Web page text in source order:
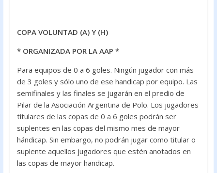
COPA VOLUNTAD (A) Y (H)
* ORGANIZADA POR LA AAP *
Para equipos de 0 a 6 goles. Ningún jugador con más
de 3 goles y sólo uno de ese handicap por equipo. Las
semifinales y las finales se jugarán en el predio de
Pilar de la Asociación Argentina de Polo. Los jugadores
titulares de las copas de 0 a 6 goles podrán ser
suplentes en las copas del mismo mes de mayor
hándicap. Sin embargo, no podrán jugar como titular o
suplente aquellos jugadores que estén anotados en
las copas de mayor handicap.